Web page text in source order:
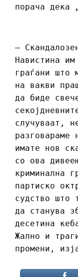
порача дека
–
Навистина
граѓани што
на вакви
да биде
случуваат,
имате нов
со ова
криминална
партиско
судство што
да станува
десетина
Жално и
промени,